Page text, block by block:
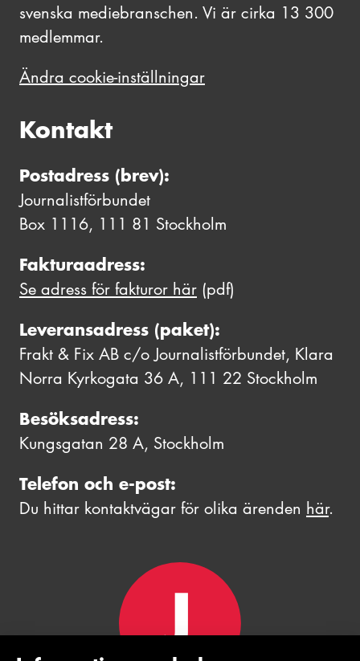
svenska mediebranschen. Vi är cirka 13 300
medlemmar.
Ändra cookie-inställningar
Kontakt
Postadress (brev):
Journalistförbundet
Box 1116, 111 81 Stockholm
Fakturaadress:
Se adress för fakturor här (pdf)
Leveransadress (paket):
Frakt & Fix AB c/o Journalistförbundet, Klara
Norra Kyrkogata 36 A, 111 22 Stockholm
Besöksadress:
Kungsgatan 28 A, Stockholm
Telefon och e-post:
Du hittar kontaktvägar för olika ärenden här.